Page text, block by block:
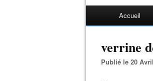
Accueil
verrine
Publié le 20